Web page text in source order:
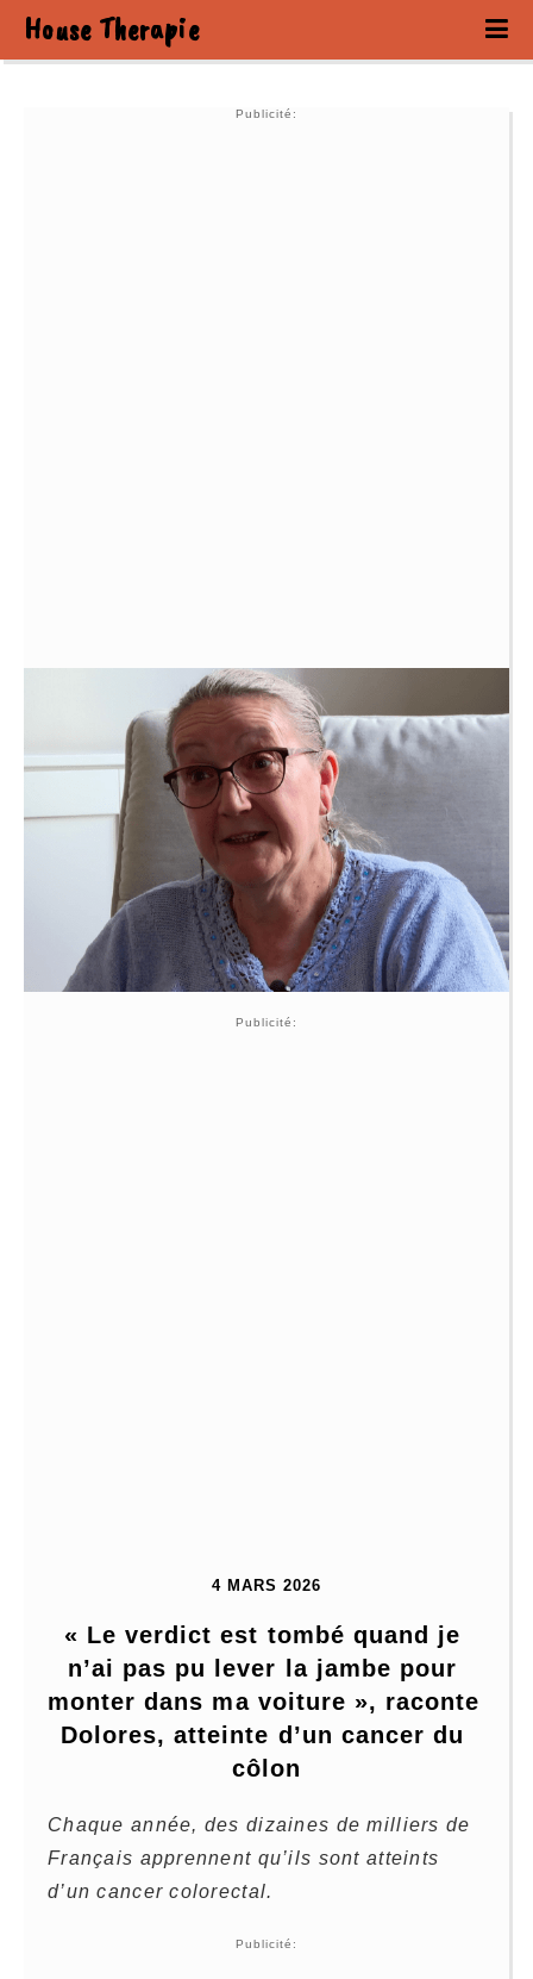
House Therapie
Publicité:
Publicité:
4 MARS 2026
« Le verdict est tombé quand je
n’ai pas pu lever la jambe pour
monter dans ma voiture », raconte
Dolores, atteinte d’un cancer du
côlon
Chaque année, des dizaines de milliers de
Français apprennent qu’ils sont atteints
d’un cancer colorectal.
Publicité: